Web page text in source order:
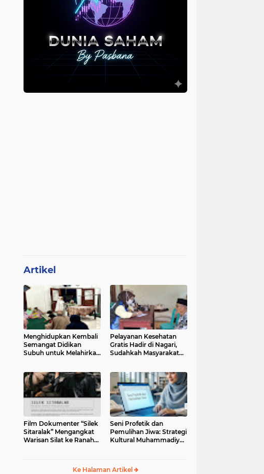
Artikel
Menghidupkan Kembali
Semangat Didikan
Subuh untuk Melahirkan
Pelayanan Kesehatan
Gratis Hadir di Nagari,
Sudahkah Masyarakat
Film Dokumenter “Silek
Sitaralak” Mengangkat
Warisan Silat ke Ranah
Seni Profetik dan
Pemulihan Jiwa: Strategi
Kultural Muhammadiyah
Ke Halaman Artikel